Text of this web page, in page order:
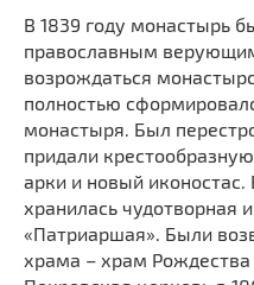
В 1839 году монастырь
православным
возрождаться
полностью
монастыря. Был
придали
арки и новый иконостас.
хранилась чудотворная
«Патриаршая». Были
храма – храм Рождества